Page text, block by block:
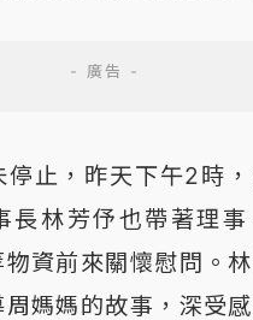
停止，昨天下午2時
長林芳伃也帶著理事
資前來關懷慰問。林
媽媽的故事，深受